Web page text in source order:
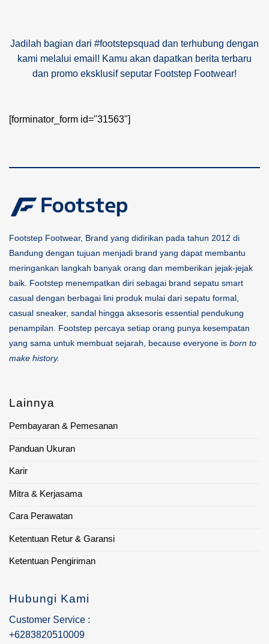
Jadilah bagian dari #footstepsquad dan terhubung dengan
kami melalui email! Kamu akan dapatkan berita terbaru
dan promo eksklusif seputar Footstep Footwear!
[forminator_form id="31563"]
Footstep Footwear, Brand yang didirikan pada tahun 2012 di
Bandung dengan tujuan menjadi brand yang dapat membantu
meringankan langkah banyak orang dan memberikan jejak-jejak
baik. Footstep menempatkan diri sebagai brand sepatu smart
casual dengan berbagai lini produk mulai dari sepatu formal,
casual sneaker, sandal hingga aksesoris essential pendukung
penampilan. Footstep percaya setiap orang punya kesempatan
yang sama untuk membuat sejarah, because everyone is born to
make history.
Lainnya
Pembayaran & Pemesanan
Panduan Ukuran
Karir
Mitra & Kerjasama
Cara Perawatan
Ketentuan Retur & Garansi
Ketentuan Pengiriman
Hubungi Kami
Customer Service :
+6283820510009